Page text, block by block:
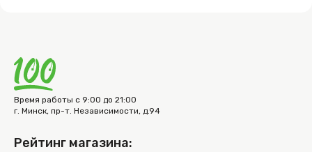
Время работы с 9:00 до 21:00
г. Минск, пр-т. Независимости, д.94
Рейтинг магазина: